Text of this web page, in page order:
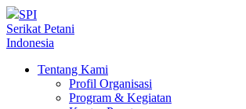
SPI
Serikat Petani
Indonesia
Tentang Kami
Profil Organisasi
Program & Kegiatan